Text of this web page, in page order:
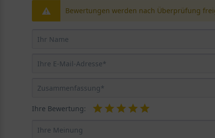
Bewertungen werden nach Überprüfung
Ihre Bewertung: